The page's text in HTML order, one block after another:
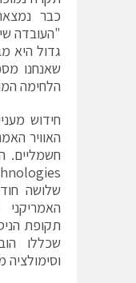
כבר
"העובדה
גדול היא
שאנחנו
הלחימה
חידוש
האוויר
שלושה
שכללו
וסימולציה